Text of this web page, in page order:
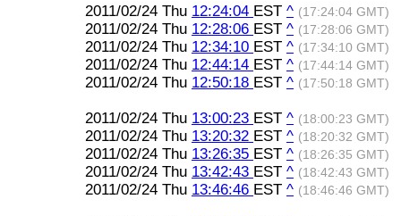
2011/02/24 Thu 12:24:04 EST ^ (17:24:04 GMT)
2011/02/24 Thu 12:28:06 EST ^ (17:28:06 GMT)
2011/02/24 Thu 12:34:10 EST ^ (17:34:10 GMT)
2011/02/24 Thu 12:44:14 EST ^ (17:44:14 GMT)
2011/02/24 Thu 12:50:18 EST ^ (17:50:18 GMT)
2011/02/24 Thu 13:00:23 EST ^ (18:00:23 GMT)
2011/02/24 Thu 13:20:32 EST ^ (18:20:32 GMT)
2011/02/24 Thu 13:26:35 EST ^ (18:26:35 GMT)
2011/02/24 Thu 13:42:43 EST ^ (18:42:43 GMT)
2011/02/24 Thu 13:46:46 EST ^ (18:46:46 GMT)